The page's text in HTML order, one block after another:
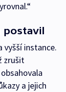
postavil
vyšší instance.
zrušit
a jejich